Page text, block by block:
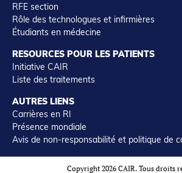
RFE section
Rôle des technologues et infirmières
Étudiants en médecine
RESOURCES POUR LES PATIENTS
Initiative CAIR
Liste des traitements
AUTRES LIENS
Carrières en RI
Présence mondiale
Avis de non-responsabilité et politique de
Copyright 2026 CAIR. Tous droits